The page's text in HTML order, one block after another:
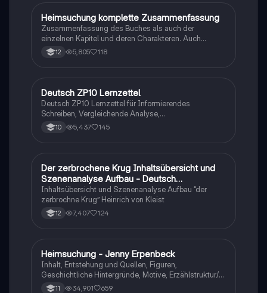
Deutsch
Heimsuchung komplette Zusammenfassung
Zusammenfassung des Buches als auch der
einzelnen Kapitel und deren Charakteren. Auch
tabellarisch. Im Unterricht ohne KI erstellt
12 5,805 118
Deutsch
Deutsch ZP10 Lernzettel
Deutsch ZP10 Lernzettel für Informierendes
Schreiben, Vergleichende Analyse,
Sachtexte/Roman/Gedicht..
10 5,437 145
Deutsch
Der zerbrochene Krug Inhaltsübersicht und
Szenenanalyse Aufbau - Deutsch
Q1/Q2/Abitur
Inhaltsübersicht und Szenenanalyse Aufbau “der
zerbrochne Krug” Heinrich von Kleist
12 7,407 124
Deutsch
Heimsuchung - Jenny Erpenbeck
Inhalt, Entstehung und Quellen, Figuren,
Geschichtliche Hintergründe, Motive, Erzählstruktur/-
stil 11 34,901 659